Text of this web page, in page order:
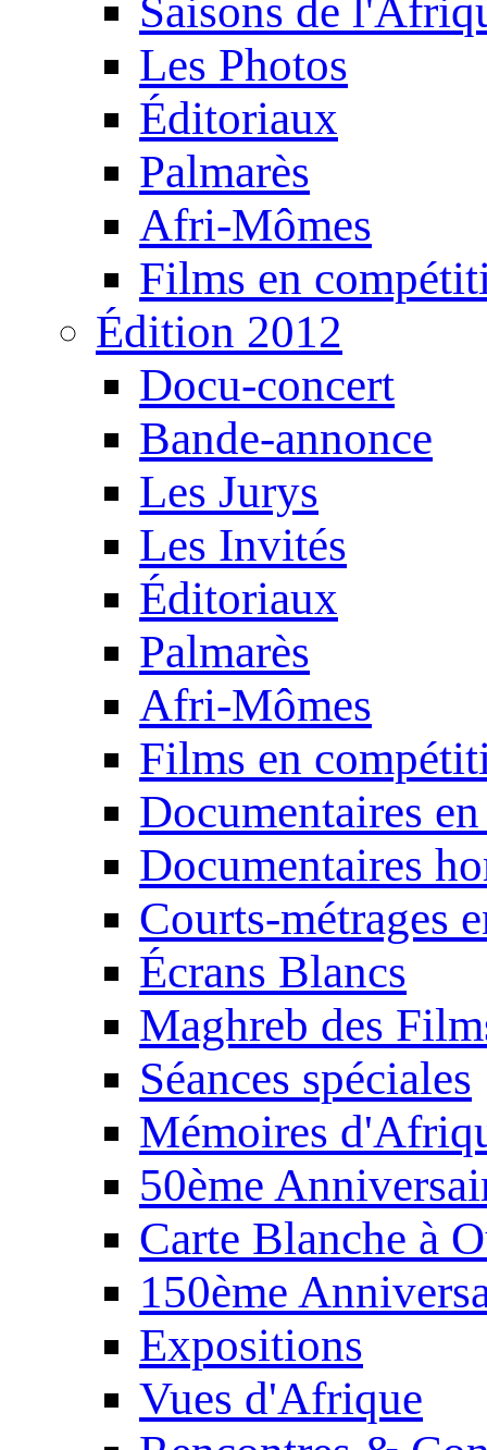
Saisons de
Les Photos
Éditoriaux
Palmarès
Afri-Mômes
Films en
Édition 2012
Docu-concert
Bande-annonce
Les Jurys
Les Invités
Éditoriaux
Palmarès
Afri-Mômes
Films en
Documentaires
Documentaires
Courts-métrages
Écrans Blancs
Maghreb des
Séances spéciales
Mémoires
50ème
Carte Blanche à
150ème
Expositions
Vues d'Afrique